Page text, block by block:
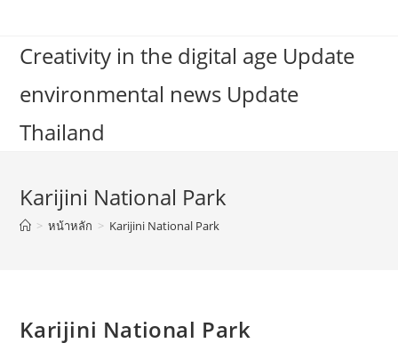
contentCreativity in the digital age Update
environmental news Update
Thailand
Karijini National Park
> หน้าหลัก > Karijini National Park
Karijini National Park